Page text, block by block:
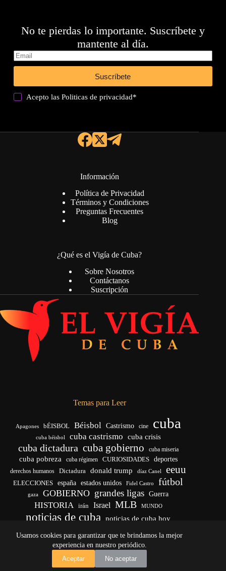
Usamos cookies para garantizar que te brindamos la mejor
experiencia en nuestro periódico.
Aceptar
No aceptar
No te pierdas lo importante. Suscríbete y
mantente al día.
Suscríbete
Acepto lasPoliticas de privacidad*
Información
Política de Privacidad
Términos y Condiciones
Preguntas Frecuentes
Blog
¿Qué es el Vigía de Cuba?
Sobre Nosotros
Contáctanos
Suscripción
Temas para Leer
Apagones bÉISBOL Béisbol Castrismo cine cuba
cuba béisbol cuba castrismo cuba crisis
cuba dictadura cuba gobierno cuba miseria
cuba pobreza cuba régimen CURIOSIDADES deportes
derechos humanos Dictadura donald trump díaz Canel eeuu
ELECCIONES españa estados unidos Fidel Castro fútbol
gaza GOBIERNO grandes ligas Guerra
HISTORIA irán Israel MLB MUNDO
noticias de cuba
noticias de cuba hoy
vida yankees
Copyright © 2026 - El Vigía de Cuba
Desarrollo, mantenimiento web y SEO por